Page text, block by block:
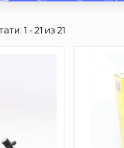
1 - 21 из 21